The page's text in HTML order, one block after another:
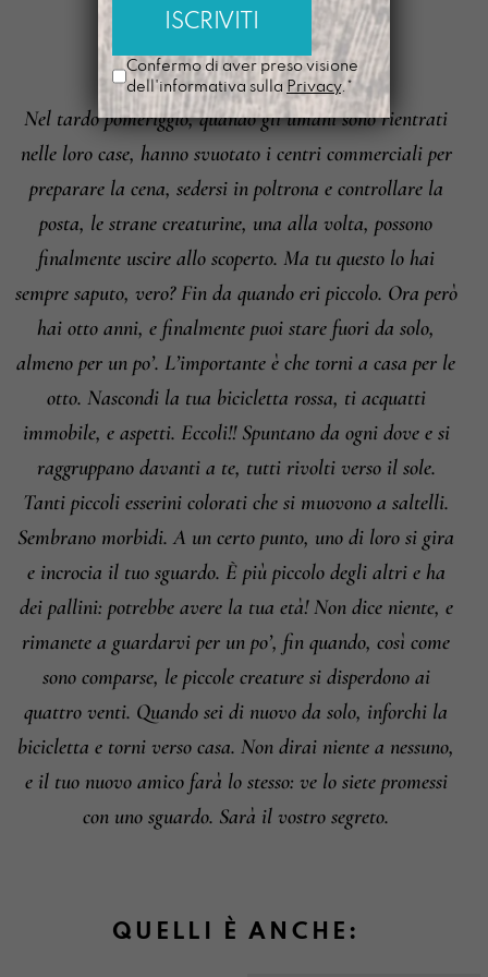
Informazioni su cambi e resi
QUELLIÈ
Nel tardo pomeriggio, quando gli umani sono rientrati
nelle loro case, hanno svuotato i centri commerciali per
preparare la cena, sedersi in poltrona e controllare la
posta, le strane creaturine, una alla volta, possono
finalmente uscire allo scoperto. Ma tu questo lo hai
sempre saputo, vero? Fin da quando eri piccolo. Ora però
hai otto anni, e finalmente puoi stare fuori da solo,
almeno per un po’. L’importante è che torni a casa per le
otto. Nascondi la tua bicicletta rossa, ti acquatti
immobile, e aspetti. Eccoli!! Spuntano da ogni dove e si
raggruppano davanti a te, tutti rivolti verso il sole.
Tanti piccoli esserini colorati che si muovono a saltelli.
Sembrano morbidi. A un certo punto, uno di loro si gira
e incrocia il tuo sguardo. È più piccolo degli altri e ha
dei pallini: potrebbe avere la tua età! Non dice niente, e
rimanete a guardarvi per un po’, fin quando, così come
sono comparse, le piccole creature si disperdono ai
quattro venti. Quando sei di nuovo da solo, inforchi la
bicicletta e torni verso casa. Non dirai niente a nessuno,
e il tuo nuovo amico farà lo stesso: ve lo siete promessi
con uno sguardo. Sarà il vostro segreto.
QUELLI È ANCHE:
Confermo di aver preso visione
dell'informativa sulla Privacy.*